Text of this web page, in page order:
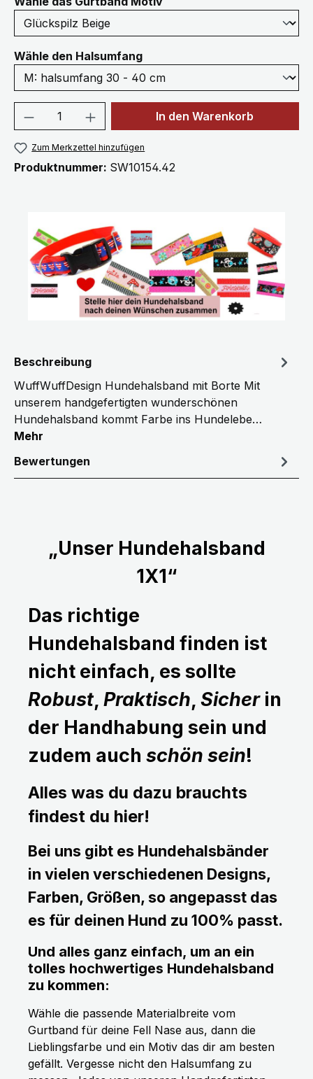
Wähle den Halsumfangauswählen
Produkt Anzahl: Gib denIn den Warenkorb
Zum Merkzettel hinzufügen
Produktnummer: SW10154.42
Beschreibung
WuffWuffDesign Hundehalsband mit Borte Mit
unserem handgefertigten wunderschönen
Hundehalsband kommt Farbe ins Hundelebe…
Mehr
Bewertungen
„Unser Hundehalsband
1X1“
Das richtige
Hundehalsband finden ist
nicht einfach, es sollte
Robust, Praktisch, Sicherin
der Handhabung sein und
zudem auch schön sein!
Alles was du dazu brauchts
findest du hier!
Bei uns gibt es Hundehalsbänder
in vielen verschiedenen Designs,
Farben, Größen, so angepasst das
es für deinen Hund zu 100% passt.
Und alles ganz einfach, um an ein
tolles hochwertiges Hundehalsband
zu kommen:
Wähle die passende Materialbreite vom
Gurtband für deine Fell Nase aus, dann die
Lieblingsfarbe und ein Motiv das dir am besten
gefällt. Vergesse nicht den Halsumfang zu